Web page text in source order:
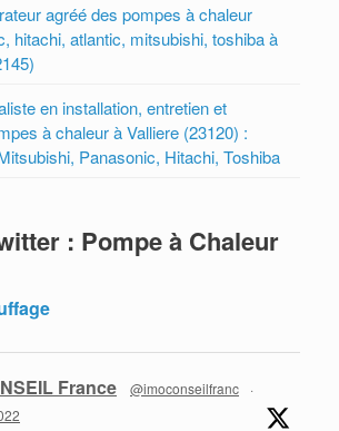
agréé des pompes à chaleur
hitachi, atlantic, mitsubishi, toshiba à
en installation, entretien et
à chaleur à Valliere (23120) :
Panasonic, Hitachi, Toshiba
: Pompe à Chaleur
France @imoconseilfranc
·